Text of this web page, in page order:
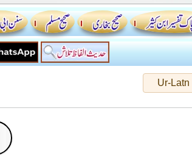
Ur-Latn